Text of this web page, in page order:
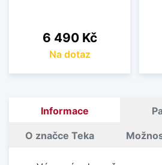
Cena
6 490 Kč
Na dotaz
Informace
O značce Teka